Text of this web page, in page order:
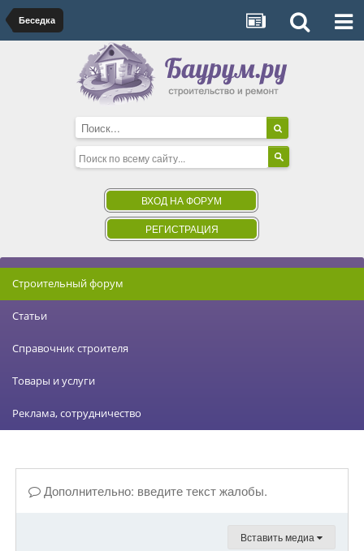
Беседка
ВХОД НА ФОРУМ
РЕГИСТРАЦИЯ
Строительный форум
Статьи
Справочник строителя
Товары и услуги
Реклама, сотрудничество
Дополнительно: введите текст жалобы.
Вставить медиа